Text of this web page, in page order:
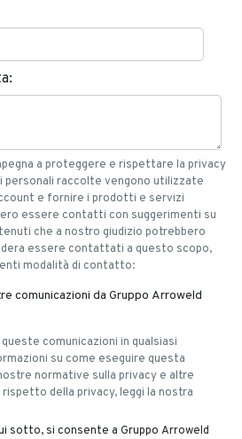
a proteggere e rispettare la privacy
personali raccolte vengono utilizzate
e fornire i prodotti e servizi
essere contatti con suggerimenti su
che a nostro giudizio potrebbero
essere contattati a questo scopo,
modalità di contatto:
comunicazioni da Gruppo Arroweld
comunicazioni in qualsiasi
su come eseguire questa
normative sulla privacy e altre
della privacy, leggi la nostra
sotto, si consente a Gruppo Arroweld